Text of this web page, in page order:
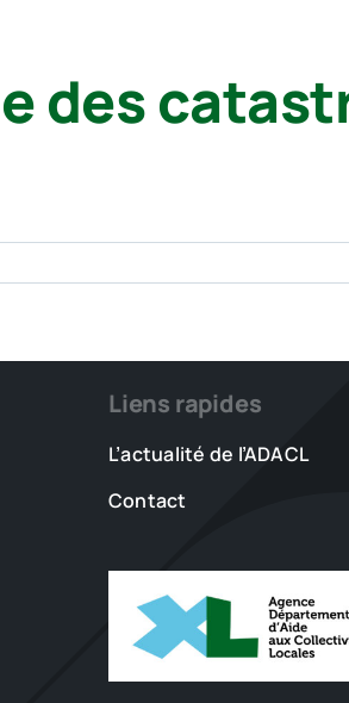
des
Liens rapides
L’actualité de l’ADACL
Contact